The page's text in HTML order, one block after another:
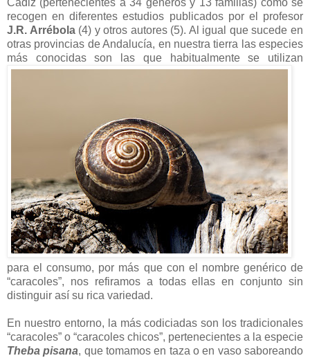
Cádiz (pertenecientes a 34 géneros y 13 familias) como se
recogen en diferentes estudios publicados por el profesor
J.R. Arrébola(4) y otros autores (5). Al igual que sucede en
otras provincias de Andalucía, en nuestra tierra las especies
más conocidas son las que habitualmente se utilizan
para el consumo, por más que con el nombre genérico de
“caracoles”, nos refiramos a todas ellas en conjunto sin
distinguir así su rica variedad.
En nuestro entorno, la más codiciadas son los tradicionales
“caracoles” o “caracoles chicos”, pertenecientes a la especie
Theba pisana, que tomamos en taza o en vaso saboreando